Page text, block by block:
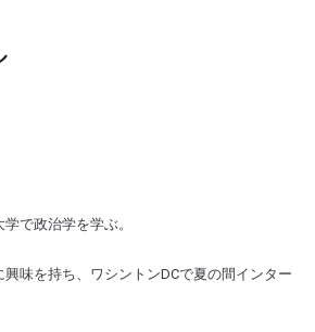
で政治学を学ぶ。
味を持ち、ワシントンDCで夏の間インター